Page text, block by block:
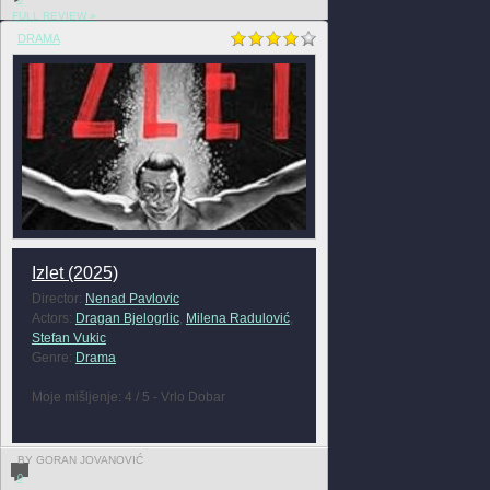
FULL REVIEW »
DRAMA
Izlet (2025)
Director: Nenad Pavlovic
Actors: Dragan Bjelogrlic, Milena Radulović,
Stefan Vukic
Genre: Drama
Moje mišljenje: 4 / 5 - Vrlo Dobar
BY GORAN JOVANOVIĆ
0